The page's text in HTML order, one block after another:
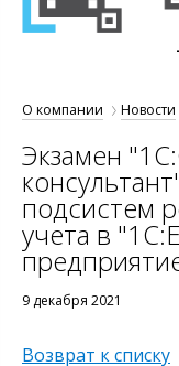
О компании Новости
Экзамен
подсистем
учета в
9 декабря 2021
Возврат к списку